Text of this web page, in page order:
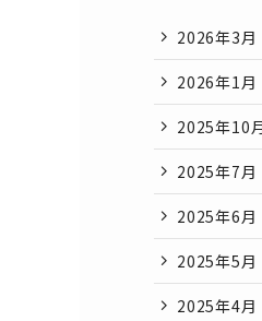
2026年3月
2026年1月
2025年10
2025年7月
2025年6月
2025年5月
2025年4月